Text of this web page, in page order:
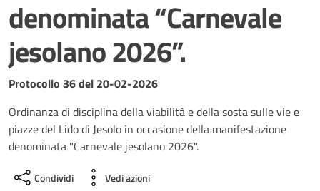
denominata “Carnevale
jesolano 2026”.
Dettagli del documento
Protocollo 36 del 20-02-2026
Ordinanza di disciplina della viabilità e della sosta sulle vie e
piazze del Lido di Jesolo in occasione della manifestazione
denominata "Carnevale jesolano 2026".
Condividi Vedi azioni